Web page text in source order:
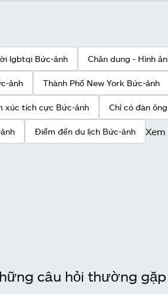
lgbtqi Bức-ảnh Chân dung - Hình
ảnh Thành Phố New York Bức-ảnh
xúc tích cực Bức-ảnh Chỉ có đàn
Điểm đến du lịch Bức-ảnh
câu hỏi thường gặp